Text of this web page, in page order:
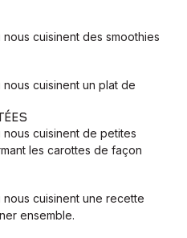
cuisinent des smoothies
cuisinent un plat de
cuisinent de petites
les carottes de façon
cuisinent une recette
ensemble.